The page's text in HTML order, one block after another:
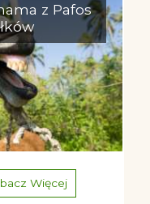
z Pafos
Więcej